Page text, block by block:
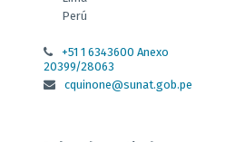
Perú
+51 1 6343600 Anexo
20399/28063
cquinone@sunat.gob.pe